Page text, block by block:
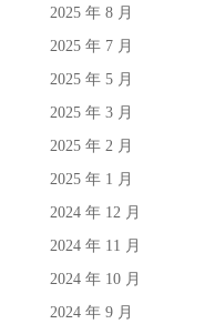
2025 年 8 月
2025 年 7 月
2025 年 5 月
2025 年 3 月
2025 年 2 月
2025 年 1 月
2024 年 12 月
2024 年 11 月
2024 年 10 月
2024 年 9 月